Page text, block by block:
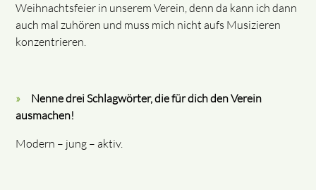
Weihnachtsfeier in unserem Verein, denn da kann ich dann
auch mal zuhören und muss mich nicht aufs Musizieren
konzentrieren.
Nenne drei Schlagwörter, die für dich den Verein
ausmachen!
Modern – jung – aktiv.